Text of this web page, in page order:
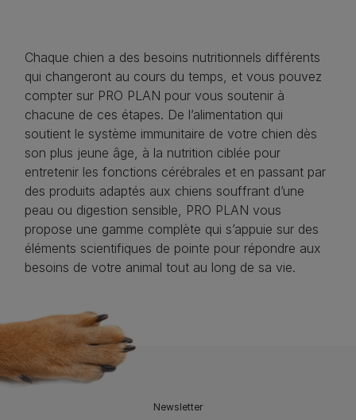
Chaque chien a des besoins nutritionnels différents
qui changeront au cours du temps, et vous pouvez
compter sur PRO PLAN pour vous soutenir à
chacune de ces étapes. De l’alimentation qui
soutient le système immunitaire de votre chien dès
son plus jeune âge, à la nutrition ciblée pour
entretenir les fonctions cérébrales et en passant par
des produits adaptés aux chiens souffrant d’une
peau ou digestion sensible, PRO PLAN vous
propose une gamme complète qui s’appuie sur des
éléments scientifiques de pointe pour répondre aux
besoins de votre animal tout au long de sa vie.
Newsletter